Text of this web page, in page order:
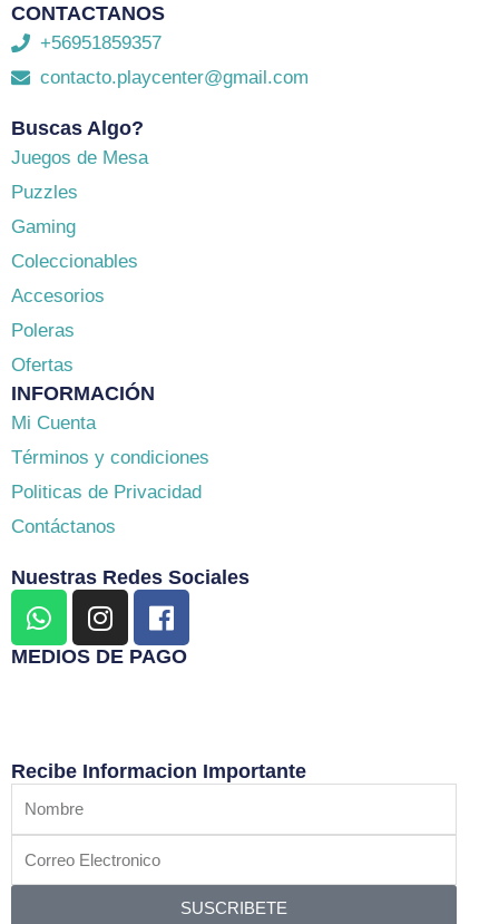
CONTACTANOS
+56951859357
contacto.playcenter@gmail.com
Buscas Algo?
Juegos de Mesa
Puzzles
Gaming
Coleccionables
Accesorios
Poleras
Ofertas
INFORMACIÓN
Mi Cuenta
Términos y condiciones
Politicas de Privacidad
Contáctanos
Nuestras Redes Sociales
W
h
a
p
I
n
s
r
F
a
c
o
MEDIOS DE PAGO
Recibe Informacion Importante
Nombre
Correo
Electronico
SUSCRIBETE